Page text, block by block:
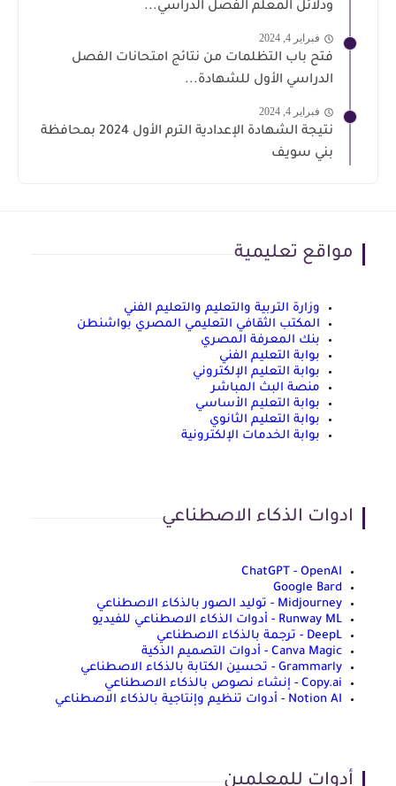
ودلائل المعلم الفصل الدراسي...
فبراير 4, 2024
فتح باب التظلمات من نتائج امتحانات الفصل
الدراسي الأول للشهادة...
فبراير 4, 2024
نتيجة الشهادة الإعدادية الترم الأول 2024 بمحافظة
بني سويف
مواقع تعليمية
وزارة التربية والتعليم والتعليم الفني
المكتب الثقافي التعليمي المصري بواشنطن
بنك المعرفة المصري
بوابة التعليم الفني
بوابة التعليم الإلكتروني
منصة البث المباشر
بوابة التعليم الأساسي
بوابة التعليم الثانوي
بوابة الخدمات الإلكترونية
ادوات الذكاء الاصطناعي
ChatGPT - OpenAI
Google Bard
Midjourney - توليد الصور بالذكاء الاصطناعي
Runway ML - أدوات الذكاء الاصطناعي للفيديو
DeepL - ترجمة بالذكاء الاصطناعي
Canva Magic - أدوات التصميم الذكية
Grammarly - تحسين الكتابة بالذكاء الاصطناعي
Copy.ai - إنشاء نصوص بالذكاء الاصطناعي
Notion AI - أدوات تنظيم وإنتاجية بالذكاء الاصطناعي
أدوات للمعلمين